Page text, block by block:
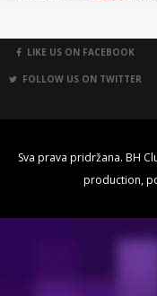
LIKE US ON FACEBOOK
FOLLOW US ON TWITTER
Sva prava pridržana. BH
production,